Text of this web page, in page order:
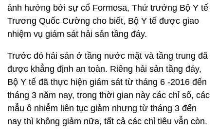
ảnh hưởng bởi sự cố Formosa, Thứ trưởng Bộ Y tế
Trương Quốc Cường cho biết, Bộ Y tế được giao
nhiệm vụ giám sát hải sản tầng đáy.
Trước đó hải sản ở tầng nước mặt và tầng trung đã
được khẳng định an toàn. Riêng hải sản tầng đáy,
Bộ Y tế đã thực hiện giám sát từ tháng 6 -2016 đến
tháng 3 năm nay, trong thời gian này các chỉ số, các
mẫu ô nhiễm liên tục giảm nhưng từ tháng 3 đến
nay thì không giảm nữa, tất cả các chỉ tiêu vẫn còn.